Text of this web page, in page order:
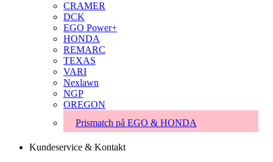
CRAMER
DCK
EGO Power+
HONDA
REMARC
TEXAS
VARI
Nexlawn
NGP
OREGON
Prismatch på EGO & HONDA
Kundeservice & Kontakt